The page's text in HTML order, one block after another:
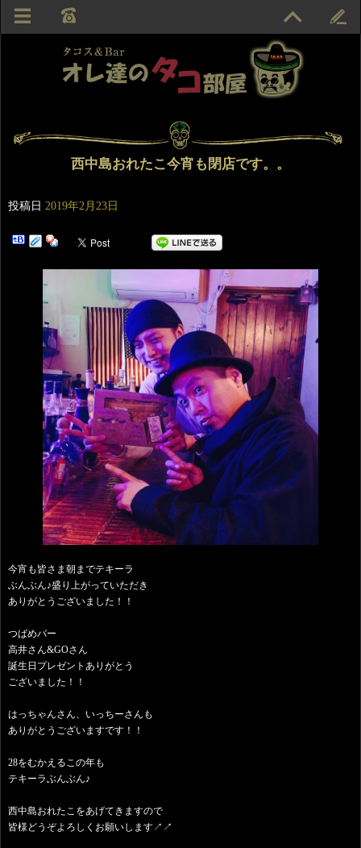
西中島おれたこ今宵も閉店です。。
投稿日 2019年2月23日
今宵も皆さま朝までテキーラ
ぶんぶん♪盛り上がっていただき
ありがとうございました！！
つばめバー
高井さん&GOさん
誕生日プレゼントありがとう
ございました！！
はっちゃんさん、いっちーさんも
ありがとうございますです！！
28をむかえるこの年も
テキーラぶんぶん♪
西中島おれたこをあげてきますので
皆様どうぞよろしくお願いします↗︎↗︎